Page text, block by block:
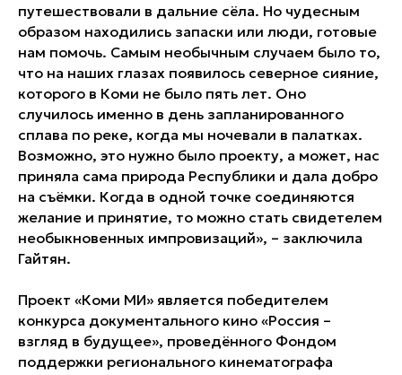
путешествовали в дальние сёла. Но чудесным
образом находились запаски или люди, готовые
нам помочь. Самым необычным случаем было то,
что на наших глазах появилось северное сияние,
которого в Коми не было пять лет. Оно
случилось именно в день запланированного
сплава по реке, когда мы ночевали в палатках.
Возможно, это нужно было проекту, а может, нас
приняла сама природа Республики и дала добро
на съёмки. Когда в одной точке соединяются
желание и принятие, то можно стать свидетелем
необыкновенных импровизаций», – заключила
Гайтян.
Проект «Коми МИ» является победителем
конкурса документального кино «Россия –
взгляд в будущее», проведённого Фондом
поддержки регионального кинематографа